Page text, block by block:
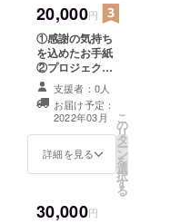
20,000円
①感謝の気持ち
を込めたお手紙
②プロジェクト
実現までの取り
組みのご報告 ③
プロジェクト実
現後の取り組み
のご報告
支援者：0人
お届け予定：
2022年03月
詳細を見る
こ
の
リ
タ
ー
ン
を
選
択
す
る
30,000円